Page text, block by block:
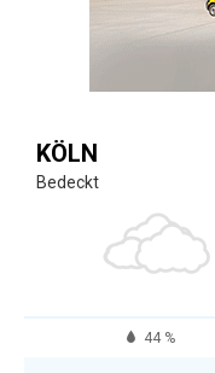
KÖLN
Bedeckt
44 %